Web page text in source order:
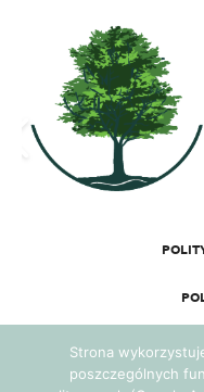
Strona
poszczególnych